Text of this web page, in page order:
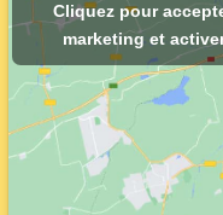
Cliquez pour
marketing et